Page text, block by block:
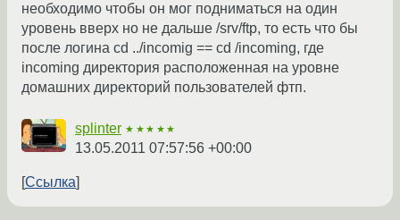
необходимо чтобы он мог подниматься на один
уровень вверх но не дальше /srv/ftp, то есть что бы
после логина cd ../incomig == cd /incoming, где
incoming директория расположенная на уровне
домашних директорий пользователей фтп.
splinter ★★★★★
13.05.2011 07:57:56 +00:00
Ссылка